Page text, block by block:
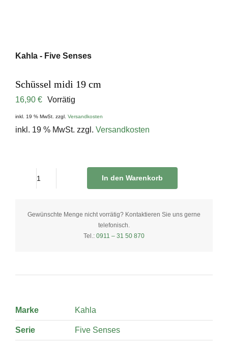
Kahla - Five Senses
Schüssel midi 19 cm
16,90 € Vorrätig
inkl. 19 % MwSt. zzgl. Versandkosten
inkl. 19 % MwSt. zzgl. Versandkosten
19
In den Warenkorb
Gewünschte Menge nicht vorrätig? Kontaktieren Sie uns gerne
telefonisch.
Tel.: 0911 – 31 50 870
Marke Kahla
Serie Five Senses